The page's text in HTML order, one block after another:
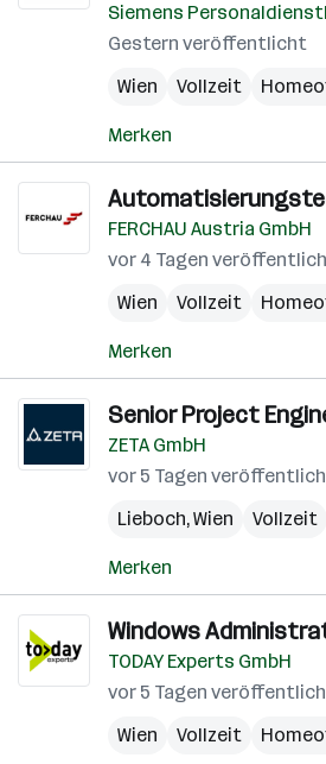
Siemens
Gestern veröffentlicht
Wien
Vollzeit
Merken
FERCHAU Austria GmbH
vor 4 Tagen
Wien
Vollzeit
Merken
Senior Project
ZETA GmbH
vor 5 Tagen
Lieboch,Wien Vollzeit
Merken
Windows
TODAY Experts GmbH
vor 5 Tagen
Wien
Vollzeit